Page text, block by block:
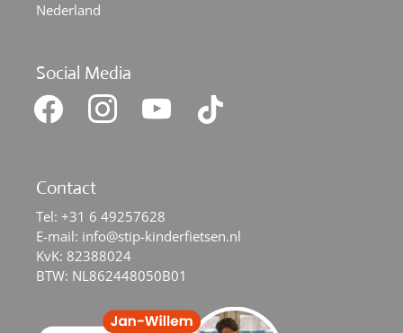
Nederland
Social Media
facebook instagram youtube tiktok
Contact
Tel: +31 6 49257628
E-mail: info@stip-kinderfietsen.nl
KvK: 82388024
BTW: NL862448050B01